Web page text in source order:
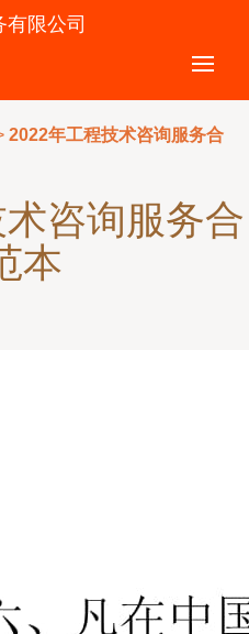
限公司
2022年工程技术咨询服务合
咨询服务合
本